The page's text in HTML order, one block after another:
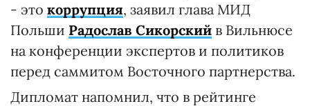
- это коррупция, заявил глава МИД
Польши Радослав Сикорский в Вильнюсе
на конференции экспертов и политиков
перед саммитом Восточного партнерства.
Дипломат напомнил, что в рейтинге